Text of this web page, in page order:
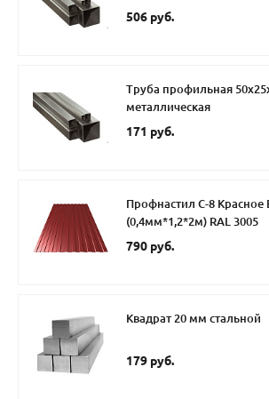
506 руб.
Труба профильная
металлическая
171 руб.
Профнастил С-8 Красное
(0,4мм*1,2*2м) RAL 3005
790 руб.
Квадрат 20 мм стальной
179 руб.